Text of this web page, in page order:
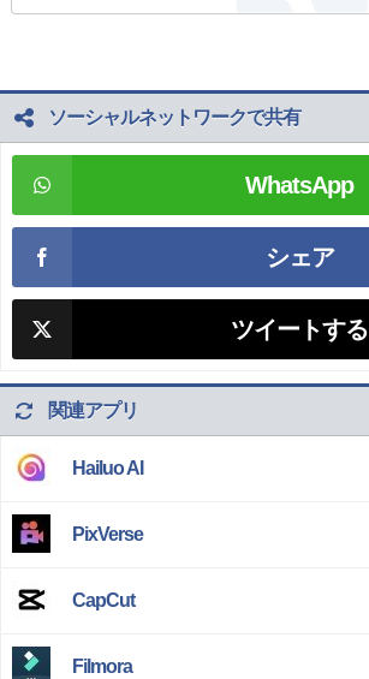
ソーシャルネットワークで共有
WhatsApp
シェア
ツイートする
関連アプリ
Hailuo AI
PixVerse
CapCut
Filmora